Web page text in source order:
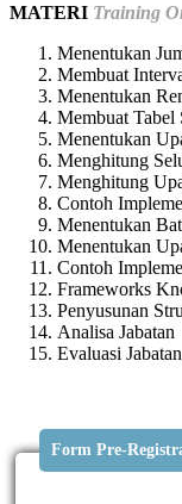
MATERI Training
Menentukan
Membuat
Menentukan
Membuat Tabel
Menentukan
Menghitung
Menghitung
Contoh
Menentukan
Menentukan
Contoh
Frameworks
Penyusunan
Analisa Jabatan
Evaluasi Jabatan
Form Pre-